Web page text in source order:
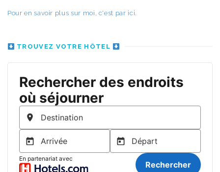
Pour en savoir plus sur moi, c'est par ici.
TROUVEZ VOTRE HÔTEL